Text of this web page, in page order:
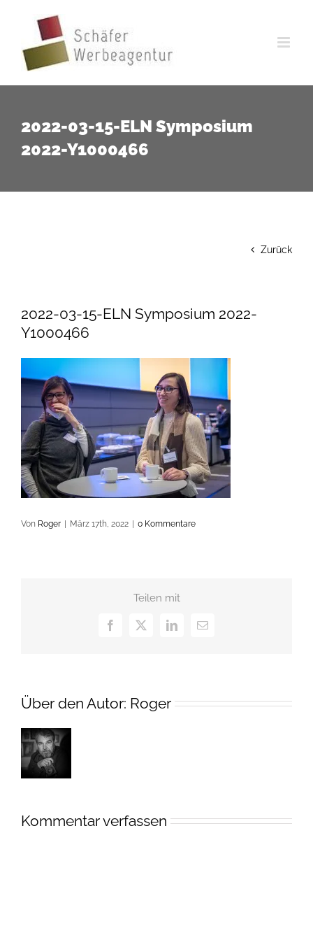
springen
2022-03-15-ELN Symposium
2022-Y1000466
Zurück
2022-03-15-ELN Symposium 2022-
Y1000466
Von Roger März 17th, 2022 0 Kommentare
Teilen mit
Facebook
X LinkedIn
E-
Über den Autor: Roger
Kommentar verfassen